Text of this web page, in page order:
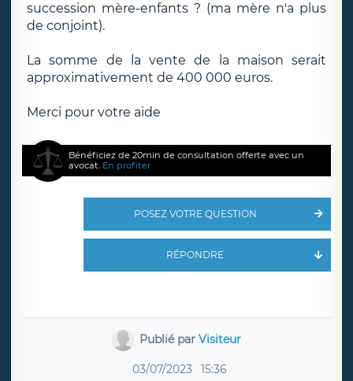
succession mère-enfants ? (ma mère n'a plus
de conjoint).
La somme de la vente de la maison serait
approximativement de 400 000 euros.
Merci pour votre aide
Bénéficiez de 20min de consultation offerte avec un
avocat. En profiter
POSEZ VOTRE QUESTION
RÉPONDRE
Publié parVisiteur
03/07/2023 15:36